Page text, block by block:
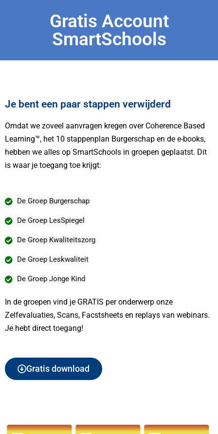
Gratis Account
SmartSchools
Je bent een paar stappen verwijderd
Omdat we zoveel aanvragen kregen over Coherence Based
Learning™, het 10 stappenplan Burgerschap en de e-books,
hebben we alles op SmartSchools in groepen geplaatst. Dit
is waar je toegang toe krijgt:
De Groep Burgerschap
De Groep LesSpiegel
De Groep Kwaliteitszorg
De Groep Leskwaliteit
De Groep Jonge Kind
In de groepen vind je GRATIS per onderwerp onze
Zelfevaluaties, Scans, Facstsheets en replays van webinars.
Je hebt direct toegang!
Gratis download